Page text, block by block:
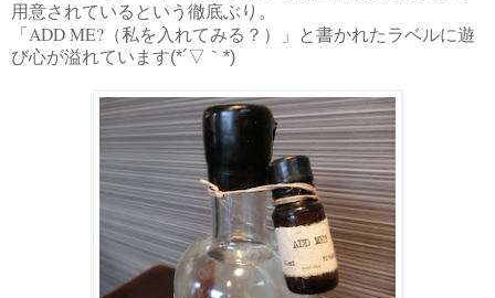
用意されているという徹底ぶり。
「 ADD ME? （私を入れてみる？）」と書かれたラベルに遊
び心が溢れています(*´▽｀*)